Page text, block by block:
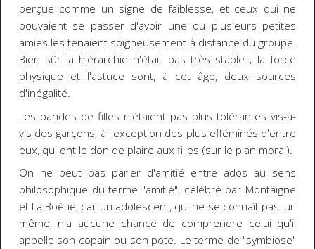
perçue comme un signe de faiblesse, et ceux qui ne
pouvaient se passer d'avoir une ou plusieurs petites
amies les tenaient soigneusement à distance du groupe.
Bien sûr la hiérarchie n'était pas très stable ; la force
physique et l'astuce sont, à cet âge, deux sources
d'inégalité.
Les bandes de filles n'étaient pas plus tolérantes vis-à-
vis des garçons, à l'exception des plus efféminés d'entre
eux, qui ont le don de plaire aux filles (sur le plan moral).
On ne peut pas parler d'amitié entre ados au sens
philosophique du terme "amitié", célébré par Montaigne
et La Boétie, car un adolescent, qui ne se connaît pas lui-
même, n'a aucune chance de comprendre celui qu'il
appelle son copain ou son pote. Le terme de "symbiose"